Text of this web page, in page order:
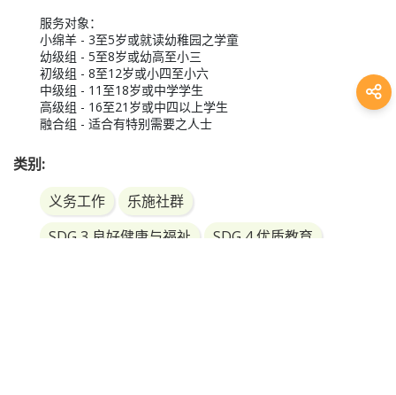
服务对象：
小绵羊 - 3至5岁或就读幼稚园之学童
幼级组 - 5至8岁或幼高至小三
初级组 - 8至12岁或小四至小六
中级组 - 11至18岁或中学学生
高级组 - 16至21岁或中四以上学生
融合组 - 适合有特别需要之人士
类别:
义务工作
乐施社群
SDG 3 良好健康与福祉
SDG 4 优质教育